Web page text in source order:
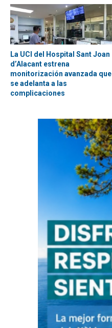
La UCI del Hospital Sant Joan
d’Alacant estrena
monitorización avanzada que
se adelanta a las
complicaciones